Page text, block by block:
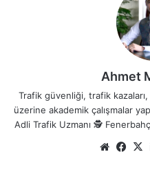
Ahmet
Trafik güvenliği, trafik kazaları,
üzerine akademik çalışmalar
Adli Trafik Uzmanı 🕵
Web